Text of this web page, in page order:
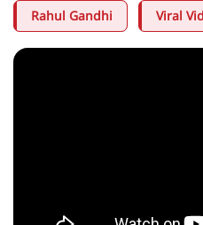
Rahul Gandhi Viral